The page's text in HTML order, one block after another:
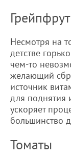
Грейпфрут
Несмотря на
детстве
чем-то
желающий
источник
для поднятия
ускоряет
большинство
Томаты